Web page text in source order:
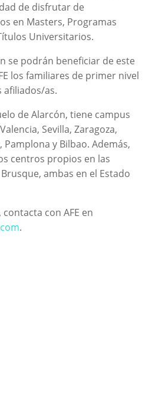
de disfrutar de
en Masters, Programas
Universitarios.
se podrán beneficiar de este
los familiares de primer nivel
afiliados/as.
de Alarcón, tiene campus
Sevilla, Zaragoza,
Pamplona y Bilbao. Además,
centros propios en las
ambas en el Estado
con AFE en
.